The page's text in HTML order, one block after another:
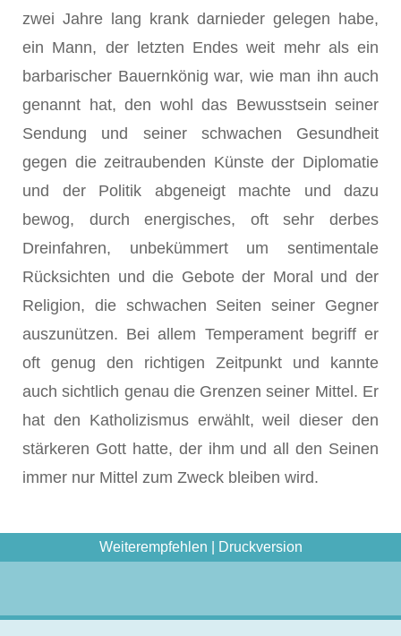
zwei Jahre lang krank dar­nieder gelegen habe,
ein Mann, der letzten Endes weit mehr als ein
barbarischer Bauernkönig war, wie man ihn auch
genannt hat, den wohl das Bewusstsein seiner
Sendung und seiner schwachen Gesundheit
gegen die zeitraubenden Künste der Diplomatie
und der Politik abge­neigt machte und dazu
bewog, durch energisches, oft sehr derbes
Dreinfahren, unbekümmert um sentimentale
Rücksichten und die Gebote der Moral und der
Religion, die schwachen Seiten seiner Gegner
auszu­nützen. Bei allem Temperament begriff er
oft genug den richtigen Zeit­punkt und kannte
auch sichtlich genau die Grenzen seiner Mittel. Er
hat den Katholizismus erwählt, weil dieser den
stärkeren Gott hatte, der ihm und all den Seinen
immer nur Mittel zum Zweck bleiben wird.
Weiterempfehlen Druckversion